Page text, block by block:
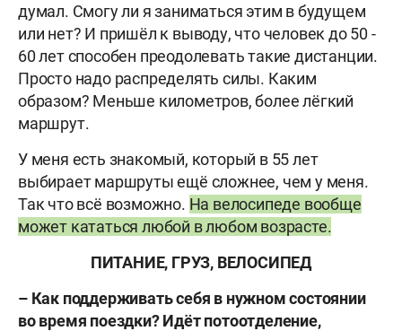
думал. Смогу ли я заниматься этим в будущем
или нет? И пришёл к выводу, что человек до 50 -
60 лет способен преодолевать такие дистанции.
Просто надо распределять силы. Каким
образом? Меньше километров, более лёгкий
маршрут.
У меня есть знакомый, который в 55 лет
выбирает маршруты ещё сложнее, чем у меня.
Так что всё возможно. На велосипеде вообще
может кататься любой в любом возрасте.
ПИТАНИЕ, ГРУЗ, ВЕЛОСИПЕД
– Как поддерживать себя в нужном состоянии
во время поездки? Идёт потоотделение,